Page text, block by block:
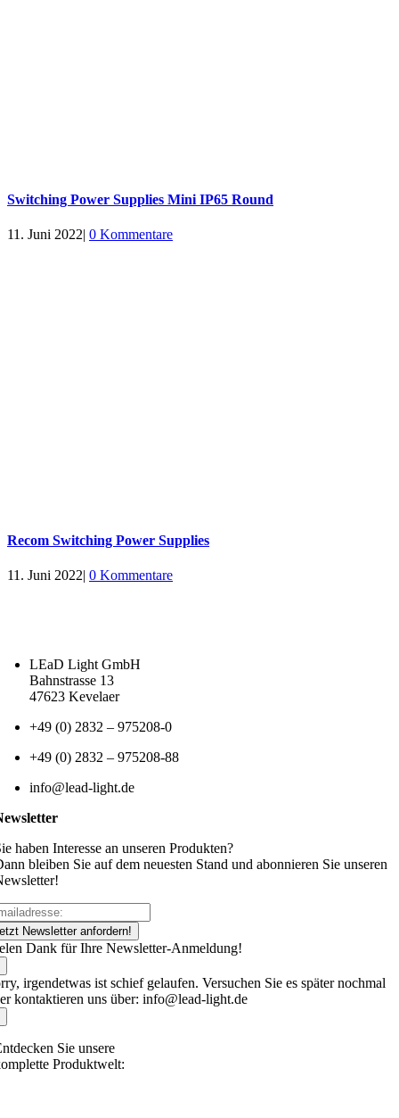
Switching Power Supplies Mini IP65 Round
11. Juni 2022| 0 Kommentare
Recom Switching Power Supplies
11. Juni 2022| 0 Kommentare
LEaD Light GmbH
Bahnstrasse 13
47623 Kevelaer
+49 (0) 2832 – 975208-0
+49 (0) 2832 – 975208-88
info@lead-light.de
haben Interesse an unseren Produkten?
bleiben Sie auf dem neuesten Stand und abonnieren Sie unseren
Newsletter anfordern!
Dank für Ihre Newsletter-Anmeldung!
irgendetwas ist schief gelaufen. Versuchen Sie es später nochmal
kontaktieren uns über: info@lead-light.de
Sie unsere
Produktwelt: